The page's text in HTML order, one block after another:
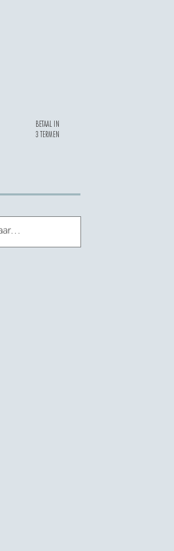
BETAAL IN
3 TERMEN